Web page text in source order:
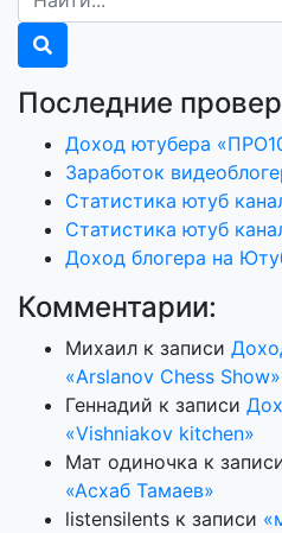
Последние
Доход ютубера
Заработок
Статистика ютуб
Статистика ютуб
Доход блогера на
Комментарии:
Михаил к записи
«Arslanov Chess Show»
Геннадий к записи
«Vishniakov kitchen»
Мат одиночка к
«Асхаб Тамаев»
listensilents к записи